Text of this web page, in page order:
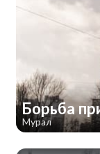
Борьба
Мурал